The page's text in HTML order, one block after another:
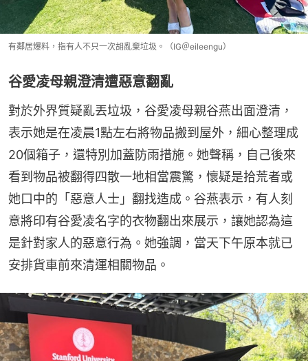
有鄰居爆料，指有人不只一次胡亂棄垃圾。（IG＠eileengu）
谷愛凌母親澄清遭惡意翻亂
對於外界質疑亂丟垃圾，谷愛凌母親谷燕出面澄清，
表示她是在凌晨1點左右將物品搬到屋外，細心整理成
20個箱子，還特別加蓋防雨措施。她聲稱，自己後來
看到物品被翻得四散一地相當震驚，懷疑是拾荒者或
她口中的「惡意人士」翻找造成。谷燕表示，有人刻
意將印有谷愛凌名字的衣物翻出來展示，讓她認為這
是針對家人的惡意行為。她強調，當天下午原本就已
安排貨車前來清運相關物品。